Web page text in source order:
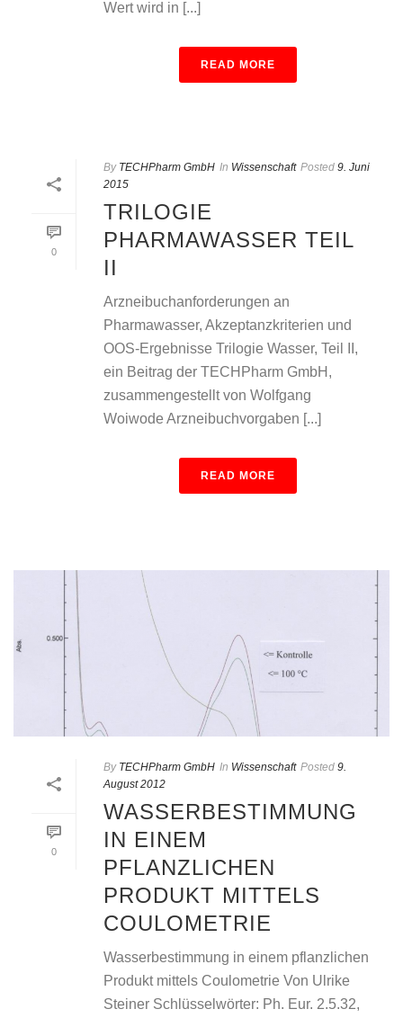
Wert wird in [...]
READ MORE
0
By TECHPharm GmbH In Wissenschaft Posted 9. Juni
2015
TRILOGIE
PHARMAWASSER TEIL
II
Arzneibuchanforderungen an
Pharmawasser, Akzeptanzkriterien und
OOS-Ergebnisse Trilogie Wasser, Teil II,
ein Beitrag der TECHPharm GmbH,
zusammengestellt von Wolfgang
Woiwode Arzneibuchvorgaben [...]
READ MORE
0
By TECHPharm GmbH In Wissenschaft Posted 9.
August 2012
WASSERBESTIMMUNG
IN EINEM
PFLANZLICHEN
PRODUKT MITTELS
COULOMETRIE
Wasserbestimmung in einem pflanzlichen
Produkt mittels Coulometrie Von Ulrike
Steiner Schlüsselwörter: Ph. Eur. 2.5.32,